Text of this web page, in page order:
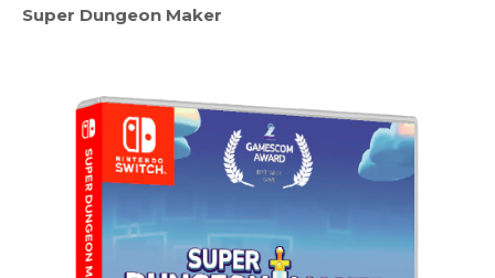
Super Dungeon Maker